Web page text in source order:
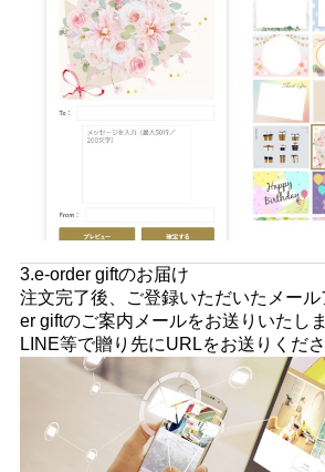
3.e-order giftのお届け
注文完了後、ご登録いただいたメー
er giftのご案内メールをお送りいたし
LINE等で贈り先にURLをお送りくださ